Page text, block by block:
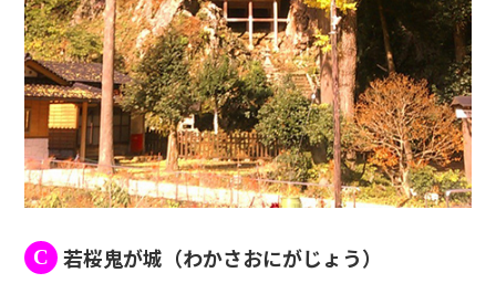
C 若桜鬼が城（わかさおにがじょう）